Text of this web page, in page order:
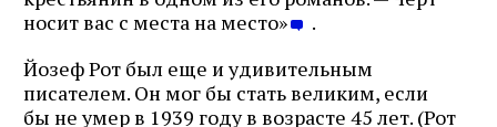
носит вас с места на место»
.
Йозеф Рот был еще и удивительным
писателем. Он мог бы стать великим, если
бы не умер в 1939 году в возрасте 45 лет. (Рот